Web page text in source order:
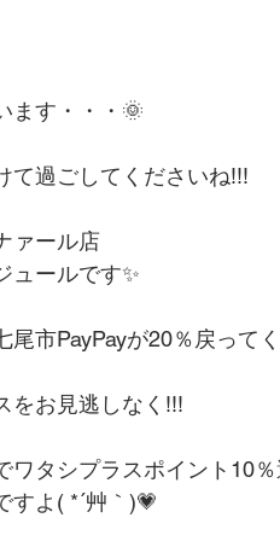
ます・・・🌞
て過ごしてくださいね!!!
ァール店
ュールです✨
尾市PayPayが20％戻って
をお見逃しなく!!!
タシプラスポイント10
よ( *´艸｀)💗